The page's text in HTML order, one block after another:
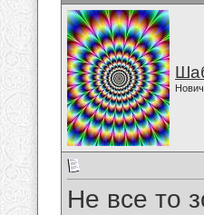
Не все то